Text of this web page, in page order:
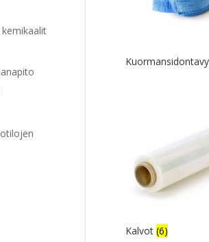
Kalvot (6)